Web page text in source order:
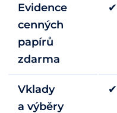
Evidence
cenných
papírů
zdarma
✔
Vklady
a výběry
✔